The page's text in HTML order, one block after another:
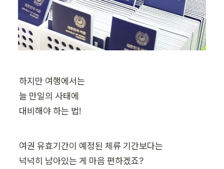
하지만 여행에서는
늘 만일의 사태에
대비해야 하는 법!
여권 유효기간이 예정된 체류 기간보다는
넉넉히 남아있는 게 마음 편하겠죠?